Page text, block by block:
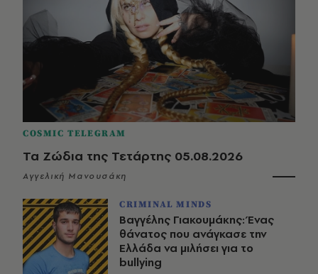
COSMIC TELEGRAM
Τα Ζώδια της Τετάρτης 05.08.2026
Αγγελική Μανουσάκη
CRIMINAL MINDS
Βαγγέλης Γιακουμάκης: Ένας
θάνατος που ανάγκασε την
Ελλάδα να μιλήσει για το
bullying